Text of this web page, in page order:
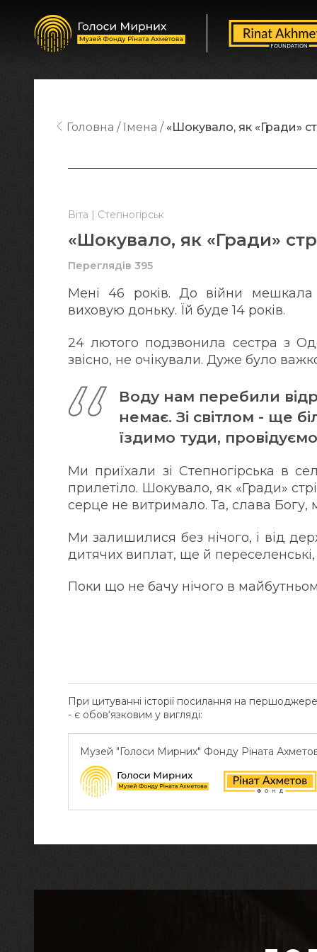
Віта | Степногірськ
«Шокувало, як «Гради»
Переглядів 395
Мені 46 років. До війни
виховую доньку. Їй буде 14 років.
24 лютого подзвонила сестра з
звісно, не очікували. Дуже було
Воду нам перебили
немає. Зі світлом - ще
їздимо туди,
Ми приїхали зі Степногірська в
прилетіло. Шокувало, як «Гради»
серце не витримало. Та, слава Богу,
Ми залишилися без нічого, і від
дитячих виплат, ще й
Поки що не бачу нічого в
При цитуванні історії посилання на
- є обов‘язковим у вигляді:
Музей "Голоси Мирних" Фонду Ріната
Головна Імена «Шокувало, як «Гради»